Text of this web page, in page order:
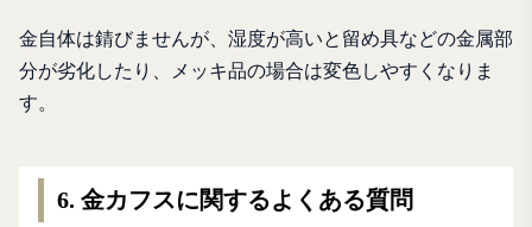
金自体は錆びませんが、湿度が高いと留め具などの金属部
分が劣化したり、メッキ品の場合は変色しやすくなりま
す。
6. 金カフスに関するよくある質問